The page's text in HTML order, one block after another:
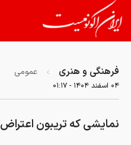
فرهنگی و هنری عمومی
۰۴ اسفند ۱۴۰۴ - ۰۱:۱۷
نمایشی که تریبون